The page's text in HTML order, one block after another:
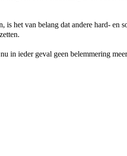
het van belang dat andere hard-
in ieder geval geen belemmering